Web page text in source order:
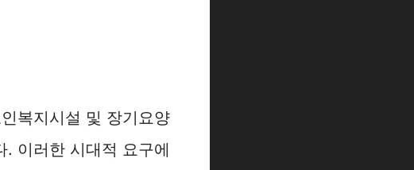
복지시설 및 장기요양
이러한 시대적 요구에